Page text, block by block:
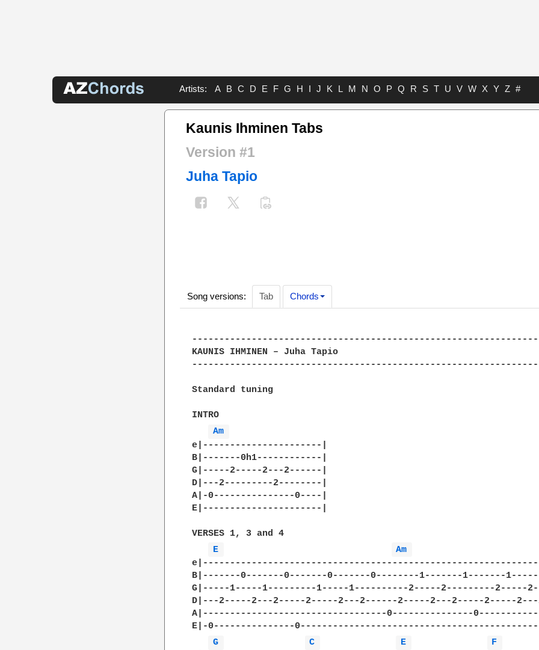
Artists: A B C D E F G H I J K L M N O P Q R S T U V W X Y Z #
Kaunis Ihminen Tabs
Version #1
Juha Tapio
Song versions: Tab Chords
KAUNIS IHMINEN – Juha Tapio
Standard tuning
INTRO
Am
e|----------------------|
B|-------0h1------------|
G|-----2-----2---2------|
D|---2---------2--------|
A|-0---------------0----|
E|----------------------|
VERSES 1, 3 and 4
E
Am
B|-------0-------0-------0-------0--------1-------1-------
G|-----1-----1---------1-----1----------2-----2---------2-----
D|---2-----2---2-----2-----2---2------2-----2---2-----2-----2---
A|----------------------------------0---------------
E|-0---------------
G
C E
F